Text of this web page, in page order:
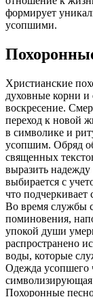
формирует
усопшими.
Христианские
духовные корни
воскресение.
переход к новой
в символике и
усопшим. Обряд
священных
выразить надежду
выбирается с
что
Во время службы
поминовения,
упокой души
распространено
воды, которые
Одежда усопшего
символизирующая
Похоронные